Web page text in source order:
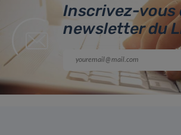
Inscrivez-vous
newsletter du